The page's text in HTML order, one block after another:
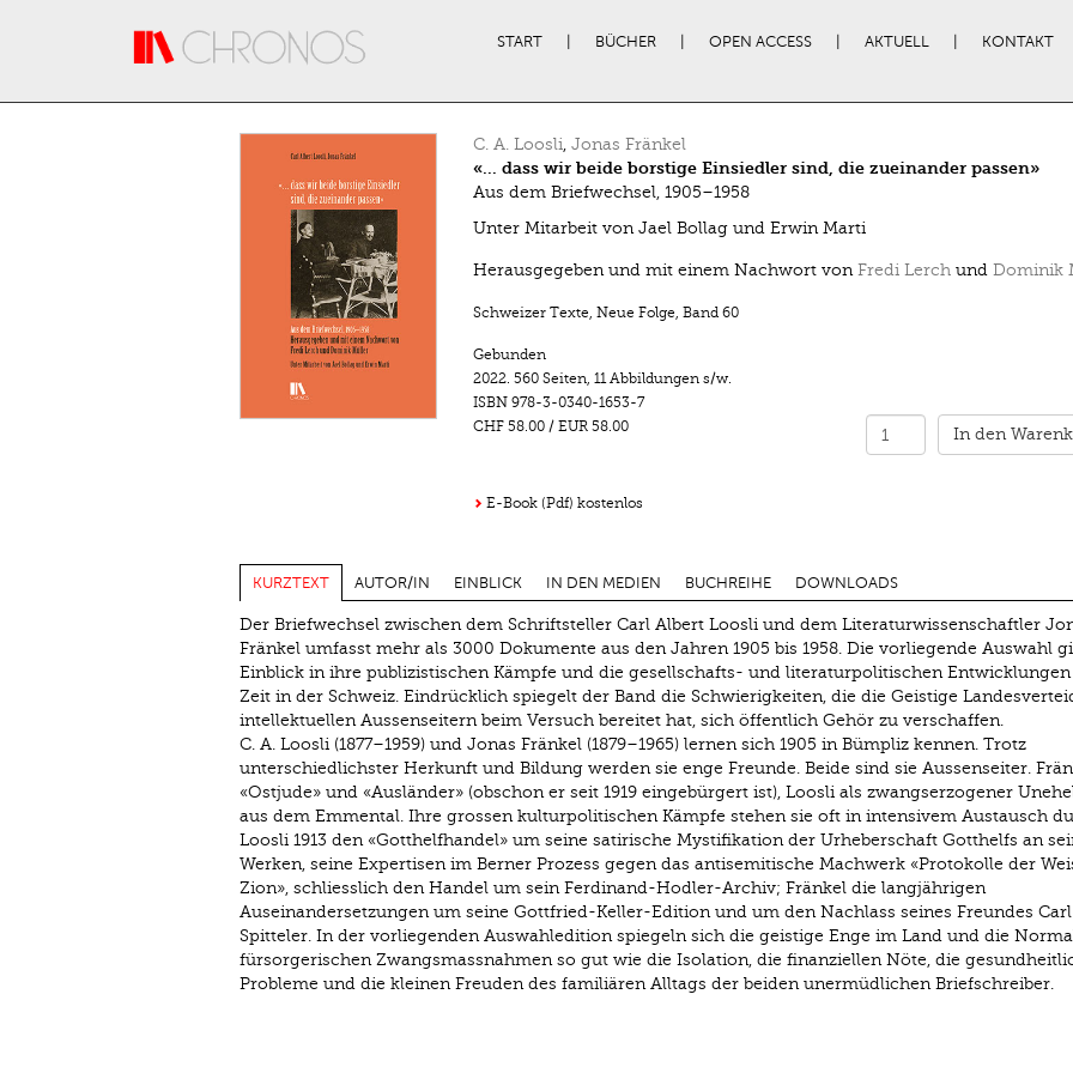
START BÜCHER OPEN ACCESS AKTUELL KONTAKT
C. A. Loosli, Jonas Fränkel
«… dass wir beide borstige Einsiedler sind, die zueinander passen»
Aus dem Briefwechsel, 1905–1958
Unter Mitarbeit von Jael Bollag und Erwin Marti
Herausgegeben und mit einem Nachwort von Fredi Lerchund Dominik
Schweizer Texte, Neue Folge, Band 60
Gebunden
2022. 560 Seiten, 11 Abbildungen s/w.
ISBN 978-3-0340-1653-7
CHF 58.00/ EUR 58.00 In den
E-Book (Pdf) kostenlos
KURZTEXT AUTOR/IN EINBLICK IN DEN MEDIEN BUCHREIHE DOWNLOADS
Der Briefwechsel zwischen dem Schriftsteller Carl Albert Loosli und dem Literaturwissenschaftler
Fränkel umfasst mehr als 3000 Dokumente aus den Jahren 1905 bis 1958. Die vorliegende Auswahl
Einblick in ihre publizistischen Kämpfe und die gesellschafts- und literaturpolitischen Entwicklungen
Zeit in der Schweiz. Eindrücklich spiegelt der Band die Schwierigkeiten, die die Geistige
intellektuellen Aussenseitern beim Versuch bereitet hat, sich öffentlich Gehör zu verschaffen.
C. A. Loosli (1877–1959) und Jonas Fränkel (1879–1965) lernen sich 1905 in Bümpliz kennen. Trotz
unterschiedlichster Herkunft und Bildung werden sie enge Freunde. Beide sind sie Aussen­seiter.
«Ostjude» und «Ausländer» (obschon er seit 1919 eingebürgert ist), Loosli als zwangserzogener
aus dem Emmental. Ihre grossen kulturpolitischen Kämpfe stehen sie oft in intensivem Austausch
Loosli 1913 den «Gotthelfhandel» um seine satirische Mystifikation der Urheberschaft Gotthelfs an
Werken, seine Expertisen im Berner Prozess gegen das antisemitische Machwerk «Protokolle der
Zion», schliesslich den Handel um sein Ferdinand-Hodler-Archiv; Fränkel die langjährigen
Auseinandersetzungen um seine Gottfried-Keller-Edition und um den Nachlass seines Freundes Carl
Spitteler. In der vorliegenden Auswahledition spiegeln sich die geistige Enge im Land und die
fürsorgerischen Zwangsmassnahmen so gut wie die Isolation, die finanziellen Nöte, die
Probleme und die kleinen Freuden des familiären Alltags der beiden unermüdlichen Briefschreiber.